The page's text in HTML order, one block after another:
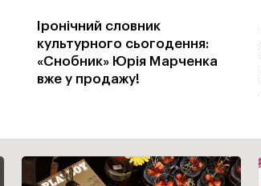
Іронічний словник
культурного сьогодення:
«Снобник» Юрія Марченка
вже у продажу!